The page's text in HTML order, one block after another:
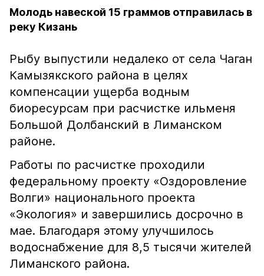
Молодь навеской 15 граммов отправилась в
реку Кизань
Рыбу выпустили недалеко от села Чаган
Камызякского района в целях
компенсации ущерба водным
биоресурсам при расчистке ильменя
Большой Долбанский в Лиманском
районе.
Работы по расчистке проходили
федеральному проекту «Оздоровление
Волги» национального проекта
«Экология» и завершились досрочно в
мае. Благодаря этому улучшилось
водоснабжение для 8,5 тысячи жителей
Лиманского района.